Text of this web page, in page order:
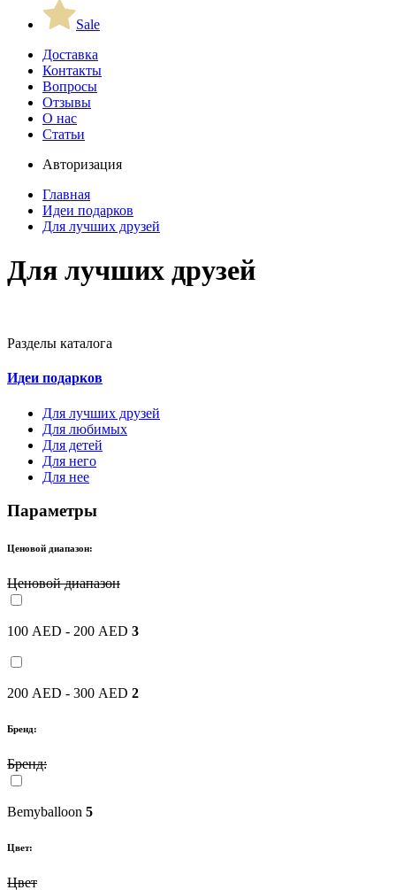
Sale
Доставка
Контакты
Вопросы
Отзывы
О нас
Статьи
Авторизация
Главная
Идеи подарков
Для лучших друзей
Для лучших друзей
Разделы каталога
Идеи подарков
Для лучших друзей
Для любимых
Для детей
Для него
Для нее
Параметры
Ценовой диапазон:
Ценовой диапазон
100 AED - 200 AED 3
200 AED - 300 AED 2
Бренд:
Бренд:
Bemyballoon 5
Цвет:
Цвет